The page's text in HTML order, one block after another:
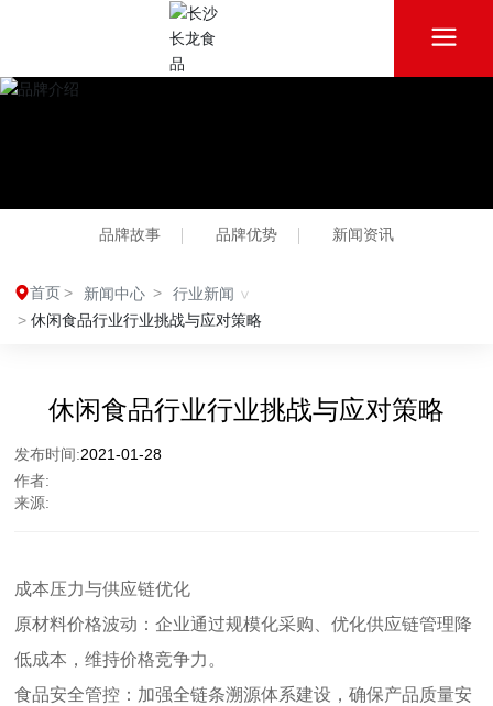
品牌故事 品牌优势 新闻资讯
首页 新闻中心
行业新闻
休闲食品行业行业挑战与应对策略
休闲食品行业行业挑战与应对策略
发布时间:2021-01-28
作者:
来源:
成本压力与供应链优化
原材料价格波动：企业通过规模化采购、优化供应链管理降
低成本，维持价格竞争力。
食品安全管控：加强全链条溯源体系建设，确保产品质量安